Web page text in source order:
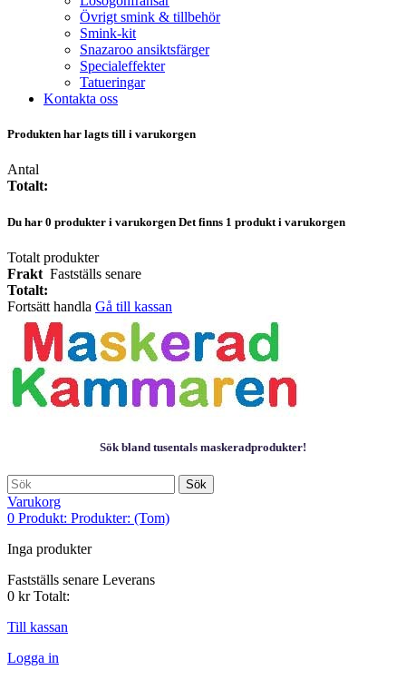
Övrigt smink & tillbehör
Smink-kit
Snazaroo ansiktsfärger
Specialeffekter
Tatueringar
Kontakta oss
Produkten har lagts till i varukorgen
Antal
Totalt:
Du har 0 produkter i varukorgen Det finns 1 produkt i varukorgen
Totalt produkter
Frakt Fastställs senare
Totalt:
Fortsätt handla Gå till kassan
Sök bland tusentals maskeradprodukter!
Sök
Varukorg
0 Produkt: Produkter: (Tom)
Inga produkter
Fastställs senare Leverans
0 kr Totalt:
Till kassan
Logga in